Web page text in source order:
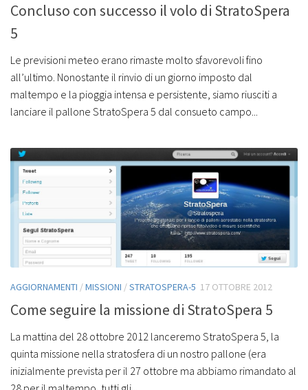
Concluso con successo il volo di StratoSpera
5
Le previsioni meteo erano rimaste molto sfavorevoli fino
all’ultimo. Nonostante il rinvio di un giorno imposto dal
maltempo e la pioggia intensa e persistente, siamo riusciti a
lanciare il pallone StratoSpera 5 dal consueto campo...
AGGIORNAMENTI /MISSIONI /STRATOSPERA-5 17 OTTOBRE 2012
Come seguire la missione di StratoSpera 5
La mattina del 28 ottobre 2012 lanceremo StratoSpera 5, la
quinta missione nella stratosfera di un nostro pallone (era
inizialmente prevista per il 27 ottobre ma abbiamo rimandato al